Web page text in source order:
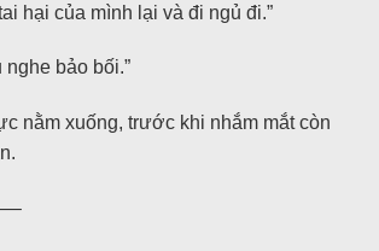
hại của mình lại và đi ngủ đi.”
bảo bối.”
nằm xuống, trước khi nhắm mắt còn